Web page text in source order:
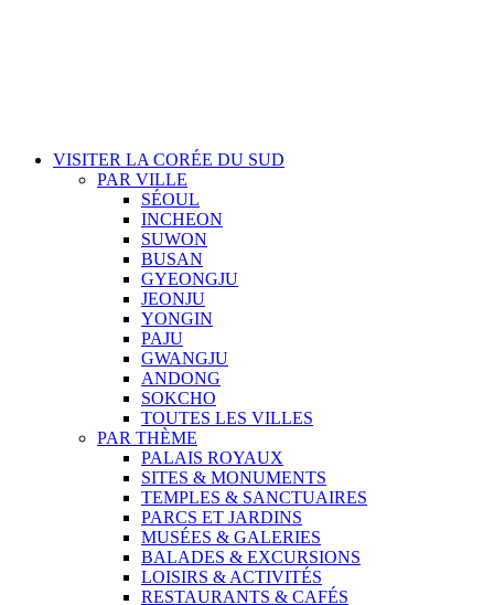
VISITER LA CORÉE DU SUD
PAR VILLE
SÉOUL
INCHEON
SUWON
BUSAN
GYEONGJU
JEONJU
YONGIN
PAJU
GWANGJU
ANDONG
SOKCHO
TOUTES LES VILLES
PAR THÈME
PALAIS ROYAUX
SITES & MONUMENTS
TEMPLES & SANCTUAIRES
PARCS ET JARDINS
MUSÉES & GALERIES
BALADES & EXCURSIONS
LOISIRS & ACTIVITÉS
RESTAURANTS & CAFÉS